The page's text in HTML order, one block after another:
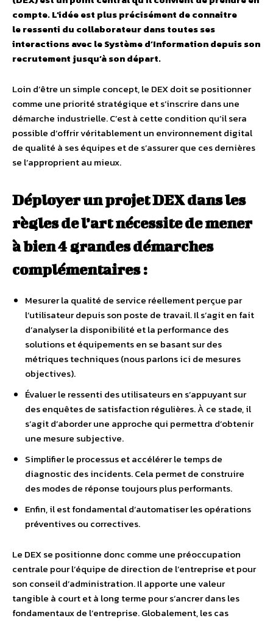
compte. L’idée est plus précisément de connaitre
le ressenti du collaborateur dans toutes ses
interactions avec le Système d’Information depuis son
recrutement jusqu’à son départ.
Loin d’être un simple concept, le DEX doit se positionner
comme une priorité stratégique et s’inscrire dans une
démarche industrielle. C’est à cette condition qu’il sera
possible d’offrir véritablement un environnement digital
de qualité à ses équipes et de s’assurer que ces dernières
se l’approprient au mieux.
Déployer un projet DEX dans les
règles de l’art nécessite de mener
à bien 4 grandes démarches
complémentaires :
Mesurer la qualité de service réellement perçue par
l’utilisateur depuis son poste de travail. Il s’agit en fait
d’analyser la disponibilité et la performance des
solutions et équipements en se basant sur des
métriques techniques (nous parlons ici de mesures
objectives).
Évaluer le ressenti des utilisateurs en s’appuyant sur
des enquêtes de satisfaction régulières. À ce stade, il
s’agit d’aborder une approche qui permettra d’obtenir
une mesure subjective.
Simplifier le processus et accélérer le temps de
diagnostic des incidents. Cela permet de construire
des modes de réponse toujours plus performants.
Enfin, il est fondamental d’automatiser les opérations
préventives ou correctives.
Le DEX se positionne donc comme une préoccupation
centrale pour l’équipe de direction de l’entreprise et pour
son conseil d’administration. Il apporte une valeur
tangible à court et à long terme pour s’ancrer dans les
fondamentaux de l’entreprise. Globalement, les cas